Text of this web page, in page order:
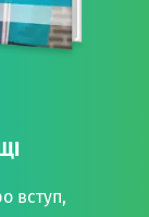
вступ,